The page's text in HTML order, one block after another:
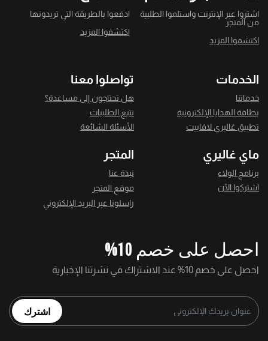
اشتروا عبر الإنترنت واستلموا الطلبية
من المتجر
اكتشفوا المزيد
ادفعوا بالطريقة التي تريدونها
اكتشفوا المزيد
الخدمات
خدماتنا
بطاقة الهدايا الإلكترونية
تطبيق غاليري لافاييت
تواصلوا معنا
هل تحتاجون إلى مساعدة؟
تتبع الطلبيات
الأسئلة الشائعة
ماي غاليري
برنامج الولاء
اشتركوا الآن
المتجر
نبذة عنا
موقع المتجر
راسلونا عبر البريد الإلكتروني
احصل على خصم 10%
احصل على خصم 10% عند الاشتراك في نشرتنا الإخبارية
اشترك